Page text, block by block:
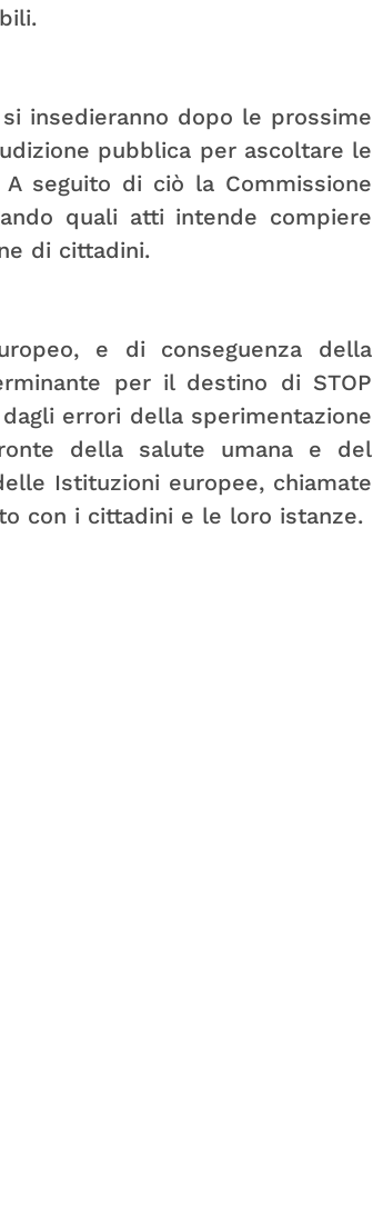
insedieranno dopo le prossime
pubblica per ascoltare le
A seguito di ciò la Commissione
quali atti intende compiere
di cittadini.
e di conseguenza della
per il destino di STOP
errori della sperimentazione
della salute umana e del
Istituzioni europee, chiamate
con i cittadini e le loro istanze.